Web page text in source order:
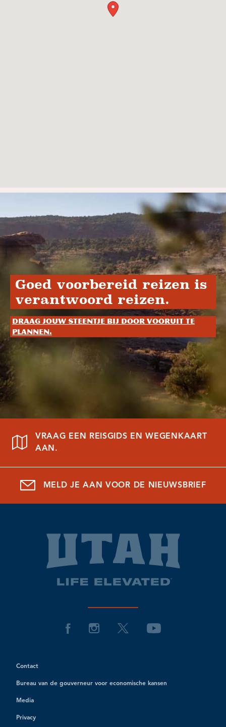
Goed voorbereid reizen is
verantwoord reizen.
Draag jouw steentje bij door vooruit te
plannen.
VRAAG EEN REISGIDS EN WEGENKAART
AAN.
MELD JE AAN VOOR DE NIEUWSBRIEF
Contact
Bureau van de gouverneur voor economische kansen
Media
Privacy